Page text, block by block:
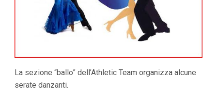
La sezione “ballo” dell’Athletic Team organizza alcune
serate danzanti.